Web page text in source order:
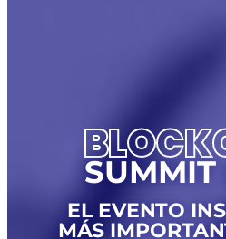
SUMMIT
EL EVENTO
MÁS